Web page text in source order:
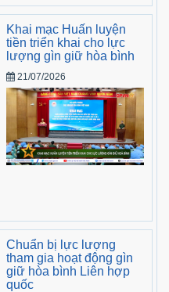
Khai mạc Huấn luyện
tiền triển khai cho lực
lượng gìn giữ hòa bình
21/07/2026
Chuẩn bị lực lượng
tham gia hoạt động gìn
giữ hòa bình Liên hợp
quốc